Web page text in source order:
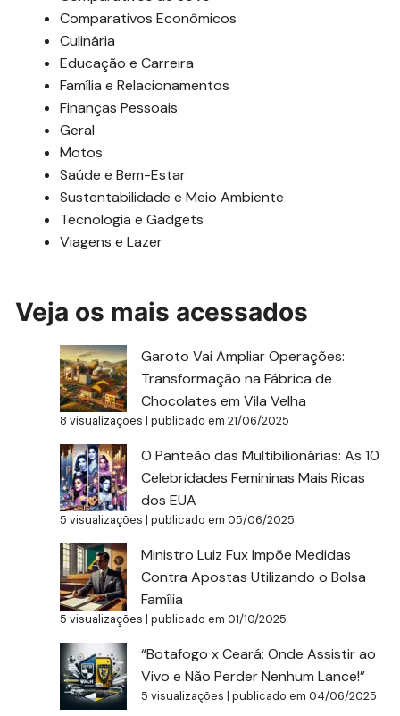
Comparativos Econômicos
Culinária
Educação e Carreira
Família e Relacionamentos
Finanças Pessoais
Geral
Motos
Saúde e Bem-Estar
Sustentabilidade e Meio Ambiente
Tecnologia e Gadgets
Viagens e Lazer
Veja os mais acessados
Garoto Vai Ampliar Operações:
Transformação na Fábrica de
Chocolates em Vila Velha
8 visualizações |publicado em 21/06/2025
O Panteão das Multibilionárias: As 10
Celebridades Femininas Mais Ricas
dos EUA
5 visualizações |publicado em 05/06/2025
Ministro Luiz Fux Impõe Medidas
Contra Apostas Utilizando o Bolsa
Família
5 visualizações |publicado em 01/10/2025
“Botafogo x Ceará: Onde Assistir ao
Vivo e Não Perder Nenhum Lance!”
5 visualizações |publicado em 04/06/2025